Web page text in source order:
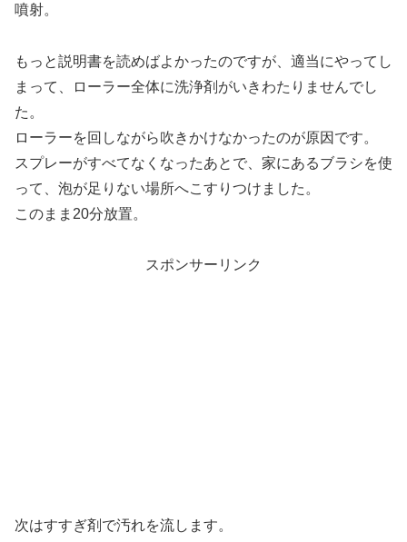
噴射。
もっと説明書を読めばよかったのですが、適当にやってし
まって、ローラー全体に洗浄剤がいきわたりませんでし
た。
ローラーを回しながら吹きかけなかったのが原因です。
スプレーがすべてなくなったあとで、家にあるブラシを使
って、泡が足りない場所へこすりつけました。
このまま20分放置。
スポンサーリンク
次はすすぎ剤で汚れを流します。